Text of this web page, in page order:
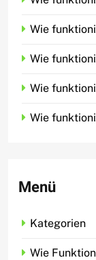
Wie
Wie
Wie
Wie
Menü
Kategorien
Wie